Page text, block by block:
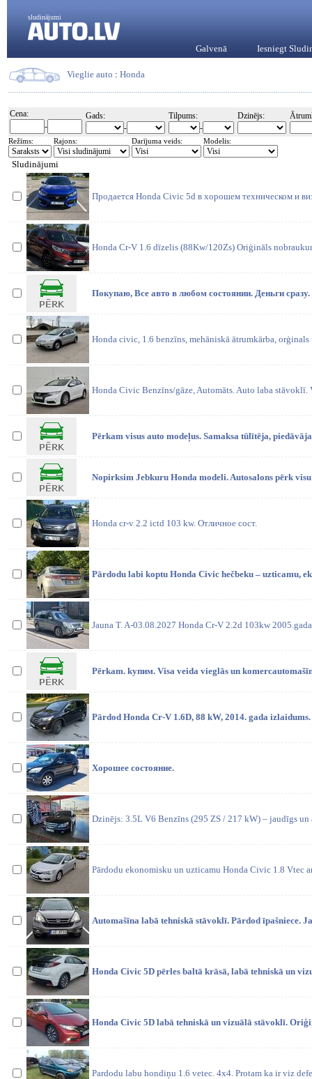
sludinājumi
Galvenā Iesniegt
Vieglie auto : Honda
Cena:
-
Gads:
-
Tilpums:
-
Dzinējs:
Režīms: Rajons: Darījuma veids: Modelis:
Sludinājumi
Продается Honda Civic 5d в хорошем техническом и
Honda Cr-V 1.6 dīzelis (88Kw/120Zs) Oriģināls
Покупаю, Все авто в любом состоянии. Деньги
Honda civic, 1.6 benzīns, mehāniskā ātrumkārba,
Honda Civic Benzīns/gāze, Automāts. Auto laba stāvoklī.
Pērkam visus auto modeļus. Samaksa tūlītēja,
Nopirksim Jebkuru Honda modeli. Autosalons pērk
Honda cr-v 2.2 ictd 103 kw. Отличное сост.
Pārdodu labi koptu Honda Civic hečbeku – uzticamu,
Jauna T. A-03.08.2027 Honda Cr-V 2.2d 103kw
Pērkam. kупим. Visa veida vieglās un
Pārdod Honda Cr-V 1.6D, 88 kW, 2014. gada
Хорошее состояние.
Dzinējs: 3.5L V6 Benzīns (295 ZS / 217 kW) – jaudīgs un
Pārdodu ekonomisku un uzticamu Honda Civic 1.8 Vtec
Automašīna labā tehniskā stāvoklī. Pārdod īpašniece.
Honda Civic 5D pērles baltā krāsā, labā tehniskā un
Honda Civic 5D labā tehniskā un vizuālā stāvoklī.
Pardodu labu hondiņu 1.6 vetec. 4x4. Protam ka ir viz